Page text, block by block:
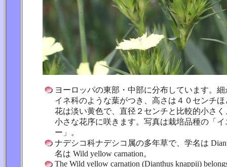
ヨーロッパの東部・中部に分布しています。
イネ科のような葉がつき、高さは４０センチ
花は淡い黄色で、直径２センチと比較的小さ
小さな花序に咲きます。写真は栽培品種の「
ー」。
ナデシコ科ナデシコ属の多年草で、学名は
名は Wild yellow carnation。
The Wild yellow carnation (Dianthus knappii)